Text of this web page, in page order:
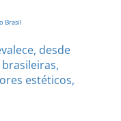
Brasil
desde
estéticos,